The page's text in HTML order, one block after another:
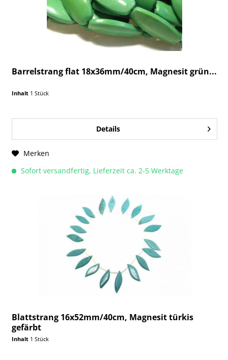
Barrelstrang flat 18x36mm/40cm, Magnesit grün...
Inhalt 1 Stück
Details
Merken
Sofort versandfertig, Lieferzeit ca. 2-5 Werktage
Blattstrang 16x52mm/40cm, Magnesit türkis
gefärbt
Inhalt 1 Stück